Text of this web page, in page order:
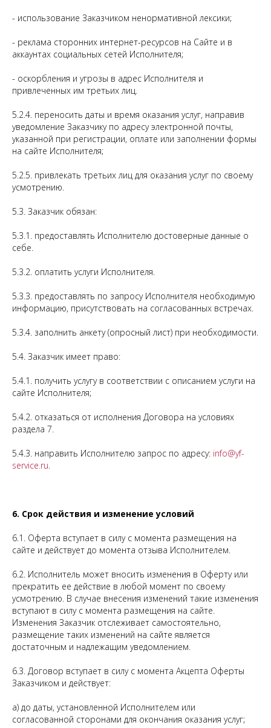
- использование Заказчиком ненормативной лексики;
- реклама сторонних интернет-ресурсов на Сайте и в
аккаунтах социальных сетей Исполнителя;
- оскорбления и угрозы в адрес Исполнителя и
привлеченных им третьих лиц.
5.2.4. переносить даты и время оказания услуг, направив
уведомление Заказчику по адресу электронной почты,
указанной при регистрации, оплате или заполнении формы
на сайте Исполнителя;
5.2.5. привлекать третьих лиц для оказания услуг по своему
усмотрению.
5.3. Заказчик обязан:
5.3.1. предоставлять Исполнителю достоверные данные о
себе.
5.3.2. оплатить услуги Исполнителя.
5.3.3. предоставлять по запросу Исполнителя необходимую
информацию, присутствовать на согласованных встречах.
5.3.4. заполнить анкету (опросный лист) при необходимости.
5.4. Заказчик имеет право:
5.4.1. получить услугу в соответствии с описанием услуги на
сайте Исполнителя;
5.4.2. отказаться от исполнения Договора на условиях
раздела 7.
5.4.3. направить Исполнителю запрос по адресу: info@yf-
service.ru.
6. Срок действия и изменение условий
6.1. Оферта вступает в силу с момента размещения на
сайте и действует до момента отзыва Исполнителем.
6.2. Исполнитель может вносить изменения в Оферту или
прекратить ее действие в любой момент по своему
усмотрению. В случае внесения изменений такие изменения
вступают в силу с момента размещения на сайте.
Изменения Заказчик отслеживает самостоятельно,
размещение таких изменений на сайте является
достаточным и надлежащим уведомлением.
6.3. Договор вступает в силу с момента Акцепта Оферты
Заказчиком и действует:
а) до даты, установленной Исполнителем или
согласованной сторонами для окончания оказания услуг;